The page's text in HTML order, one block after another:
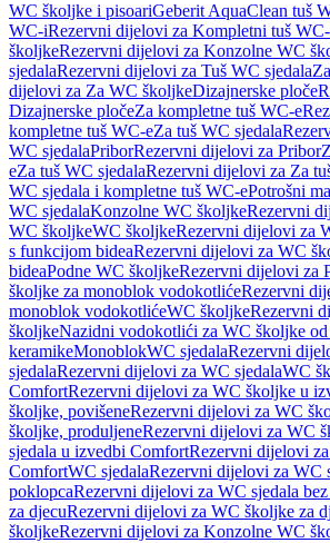
WC školjke i pisoariGeberit AquaClean tuš
WC-iRezervni dijelovi za Kompletni tuš
školjkeRezervni dijelovi za Konzolne WC
sjedalaRezervni dijelovi za Tuš WC sjedala
dijelovi za Za WC školjkeDizajnerske ploče
Dizajnerske pločeZa kompletne tuš WC-e
kompletne tuš WC-eZa tuš WC sjedala
WC sjedalaPriborRezervni dijelovi za Pribor
eZa tuš WC sjedalaRezervni dijelovi za Za
WC sjedala i kompletne tuš WC-ePotrošni
WC sjedalaKonzolne WC školjkeRezervni
WC školjkeWC školjkeRezervni dijelovi za
s funkcijom bideaRezervni dijelovi za WC
bideaPodne WC školjkeRezervni dijelovi za
školjke za monoblok vodokotlićeRezervni
monoblok vodokotlićeWC školjkeRezervni
školjkeNazidni vodokotlići za WC školjke od
keramikeMonoblokWC sjedalaRezervni
sjedalaRezervni dijelovi za WC sjedalaWC
ComfortRezervni dijelovi za WC školjke u
školjke, povišeneRezervni dijelovi za WC
školjke, produljeneRezervni dijelovi za WC
sjedala u izvedbi ComfortRezervni dijelovi
ComfortWC sjedalaRezervni dijelovi za WC
poklopcaRezervni dijelovi za WC sjedala
za djecuRezervni dijelovi za WC školjke za
školjkeRezervni dijelovi za Konzolne WC